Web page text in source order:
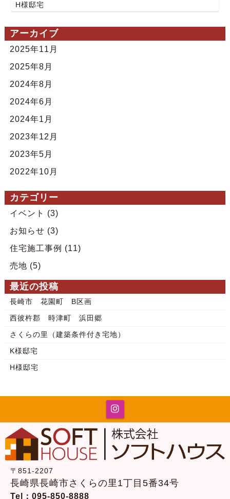
H様邸宅
アーカイブ
2025年11月
2025年8月
2024年8月
2024年6月
2024年1月
2023年12月
2023年5月
2022年10月
カテゴリー
イベント (3)
お知らせ (3)
住宅施工事例 (11)
売地 (5)
最近の投稿
長崎市 花園町 B区画
西彼杵郡 時津町 浜田郷
さくらの里（建築条件付き宅地）
K様邸宅
H様邸宅
〒851-2207
長崎県長崎市さくらの里1丁目5番34号
Tel：095-850-8888